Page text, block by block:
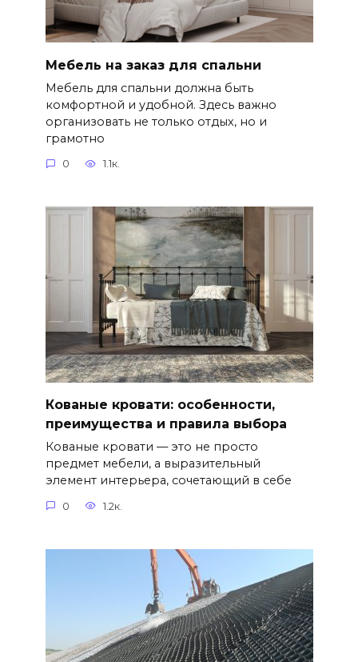
Мебель на заказ для спальни
Мебель для спальни должна быть
комфортной и удобной. Здесь важно
организовать не только отдых, но и
грамотно
0 1.1к.
Кованые кровати: особенности,
преимущества и правила выбора
Кованые кровати — это не просто
предмет мебели, а выразительный
элемент интерьера, сочетающий в себе
0 1.2к.